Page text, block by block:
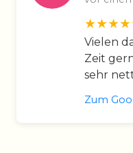
Vielen
Zeit
sehr
Zum